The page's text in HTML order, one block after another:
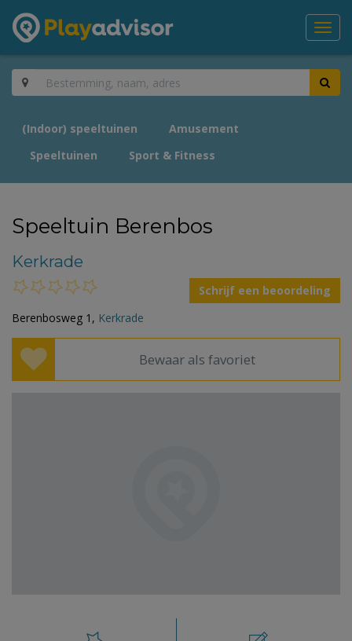
(Indoor) speeltuinen
Amusement
Speeltuinen
Sport & Fitness
Speeltuin Berenbos
Kerkrade
Schrijf een beoordeling
Berenbosweg 1, Kerkrade
Bewaar als favoriet